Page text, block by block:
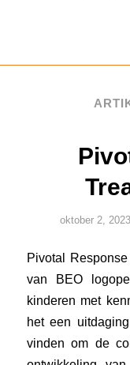
oktober 2, 2023
Pivotal
van BEO
kinderen met
het een
vinden om de